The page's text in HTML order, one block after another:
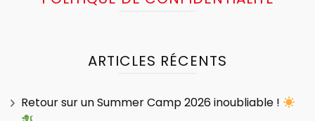
ARTICLES RÉCENTS
Retour sur un Summer Camp 2026 inoubliable !